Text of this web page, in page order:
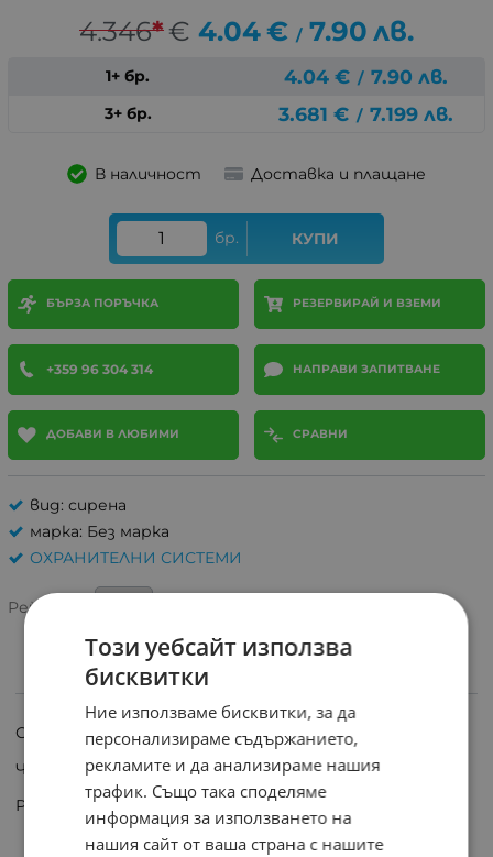
4.346*€ 4.04€ / 7.90 лв.
1+ бр. 4.04 € / 7.90 лв.
3+ бр. 3.681 € / 7.199 лв.
В наличност Доставка и плащане
бр. КУПИ
БЪРЗА ПОРЪЧКА РЕЗЕРВИРАЙ И ВЗЕМИ
+359 96 304 314 НАПРАВИ ЗАПИТВАНЕ
ДОБАВИ В ЛЮБИМИ СРАВНИ
вид: сирена
марка: Без марка
ОХРАНИТЕЛНИ СИСТЕМИ
Рейтинг:
ИНФОРМАЦИЯ
Сирена KPS-4510 12V (6...16V) 100mA 100dB.
Честота 1.5-3.5kHz.
Размери 45x40x55mm.
Този уебсайт използва
бисквитки
Ние използваме бисквитки, за да
персонализираме съдържанието,
рекламите и да анализираме нашия
трафик. Също така споделяме
информация за използването на
нашия сайт от ваша страна с нашите